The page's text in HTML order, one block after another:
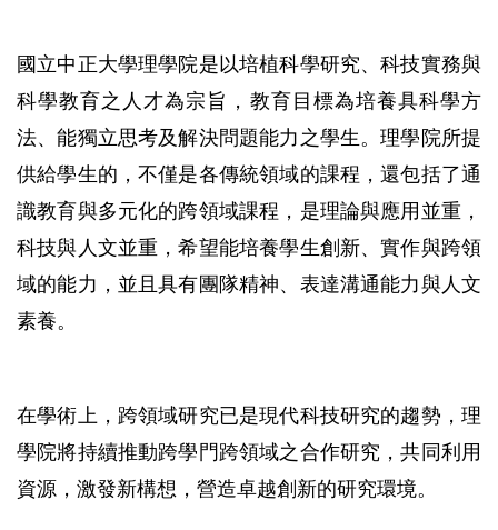
國立中正大學理學院是以培植科學研究、科技實務與
科學教育之人才為宗旨，教育目標為培養具科學方
法、能獨立思考及解決問題能力之學生。理學院所提
供給學生的，不僅是各傳統領域的課程，還包括了通
識教育與多元化的跨領域課程，是理論與應用並重，
科技與人文並重，希望能培養學生創新、實作與跨領
域的能力，並且具有團隊精神、表達溝通能力與人文
素養。
在學術上，跨領域研究已是現代科技研究的趨勢，理
學院將持續推動跨學門跨領域之合作研究，共同利用
資源，激發新構想，營造卓越創新的研究環境。